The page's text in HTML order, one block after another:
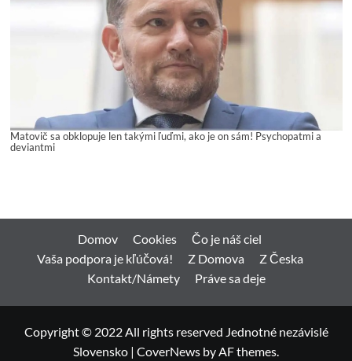
Matovič sa obklopuje len takými ľuďmi, ako je on sám! Psychopatmi a
deviantmi
Domov Cookies
Čo je náš ciel
Vaša podpora je kľúčová!
Z Domova
Z Česka
Kontakt/Námety
Práve sa deje
Copyright © 2022 All rights reserved Jednotné nezávislé
Slovensko | CoverNews by AF themes.